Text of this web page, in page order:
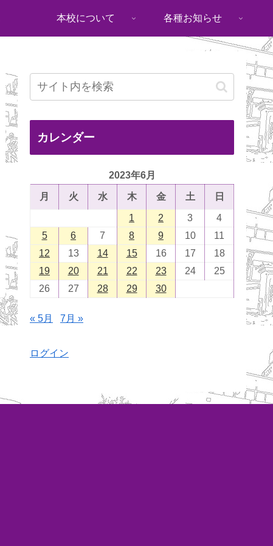
本校について 各種お知らせ
カレンダー
2023年6月
月 火 水 木 金 土 日
1 2 3
4
5
6 7 8 9 10
11
12
13 14 15 16 17
18
19
20 21 22 23 24
25
26
27 28 29 30
« 5月 7月 »
ログイン